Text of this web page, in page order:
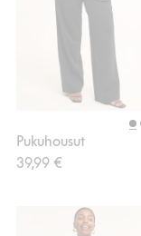
Pukuhousut
39,99 €